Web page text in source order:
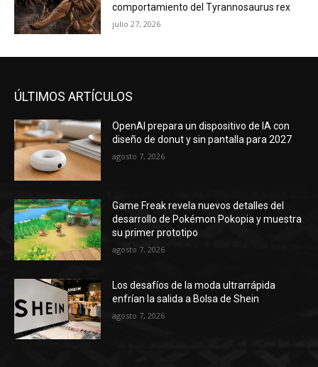
comportamiento del Tyrannosaurus rex
julio 27, 2026
ÚLTIMOS ARTÍCULOS
OpenAI prepara un dispositivo de IA con
diseño de donut y sin pantalla para 2027
agosto 7, 2026
Game Freak revela nuevos detalles del
desarrollo de Pokémon Pokopia y muestra
su primer prototipo
agosto 7, 2026
Los desafíos de la moda ultrarrápida
enfrían la salida a Bolsa de Shein
agosto 7, 2026